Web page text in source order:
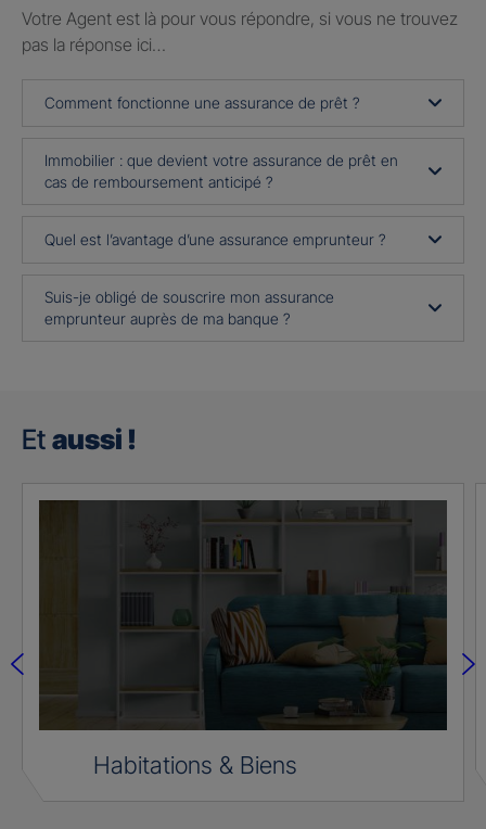
Votre Agent est là pour vous répondre, si vous ne trouvez
pas la réponse ici…
Comment fonctionne une assurance de prêt ?
Immobilier : que devient votre assurance de prêt en
cas de remboursement anticipé ?
Quel est l’avantage d’une assurance emprunteur ?
Suis-je obligé de souscrire mon assurance
emprunteur auprès de ma banque ?
Et aussi !
Habitations & Biens